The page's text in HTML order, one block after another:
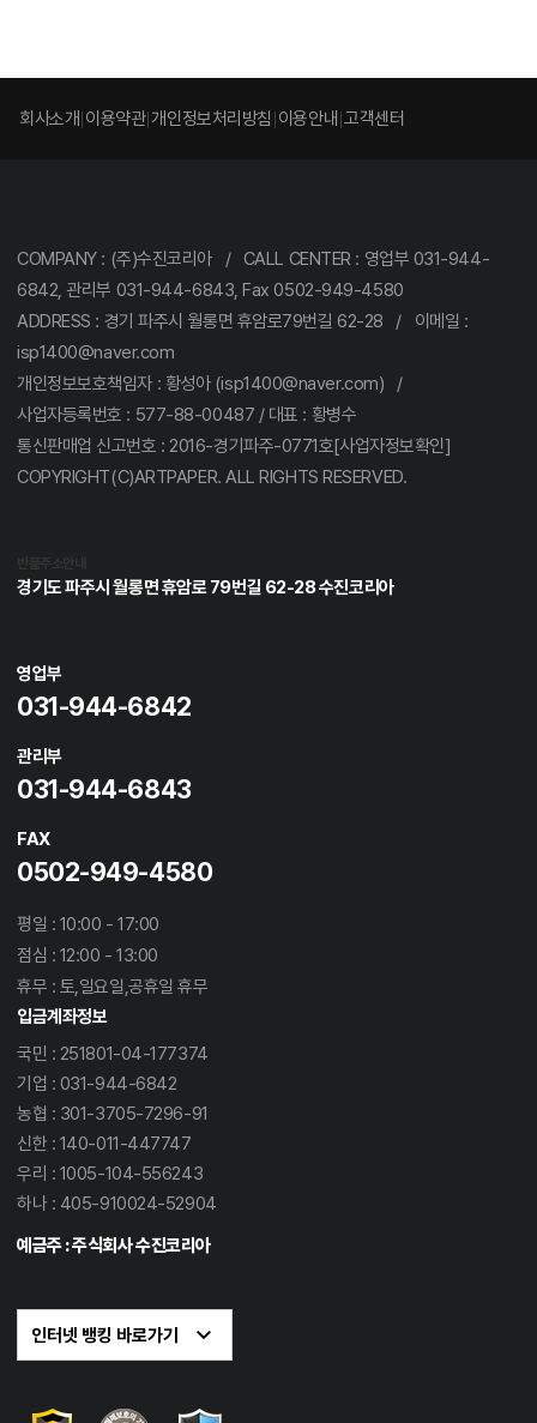
회사소개 이용약관 개인정보처리방침 이용안내 고객센터
COMPANY : (주)수진코리아 / CALL CENTER : 영업부 031-944-
6842, 관리부 031-944-6843, Fax 0502-949-4580
ADDRESS : 경기 파주시 월롱면 휴암로79번길 62-28 / 이메일 :
isp1400@naver.com
개인정보보호책임자 : 황성아 (isp1400@naver.com) /
사업자등록번호 : 577-88-00487 / 대표 : 황병수
통신판매업 신고번호 : 2016-경기파주-0771호[사업자정보확인]
COPYRIGHT(C)ARTPAPER. ALL RIGHTS RESERVED.
경기도 파주시 월롱면 휴암로 79번길 62-28 수진코리아
영업부
031-944-6842
관리부
031-944-6843
FAX
0502-949-4580
평일 : 10:00 - 17:00
점심 : 12:00 - 13:00
휴무 : 토,일요일,공휴일 휴무
입금계좌정보
국민 : 251801-04-177374
기업 : 031-944-6842
농협 : 301-3705-7296-91
신한 : 140-011-447747
우리 : 1005-104-556243
하나 : 405-910024-52904
예금주 : 주식회사 수진코리아